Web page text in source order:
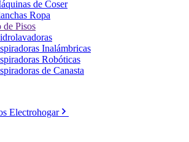
de Coser
Ropa
de Pisos
Inalámbricas
Robóticas
de Canasta
Electrohogar